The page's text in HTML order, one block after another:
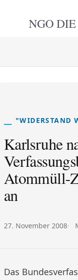
NGO DIE
"WIDERSTAND
Karlsruhe
Atommüll-
an
Veröffentlicht am:
27. November 2008
Das